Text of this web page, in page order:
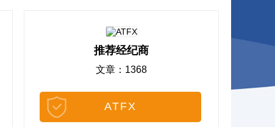
推荐经纪商
文章：1368
ATFX